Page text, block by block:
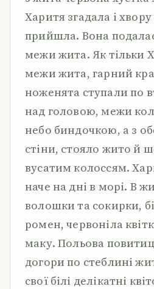
Харитя згадала і
прийшла. Вона
межи жита. Як тільки
межи жита, гарний
ноженята ступали по
над головою, межи
небо биндочкою, а з
стіни, стояло жито й
вусатим колоссям.
наче на дні в морі. В
волошки та сокирки,
ромен, червоніла
маку. Польова
догори по стеблині
свої білі делікатні